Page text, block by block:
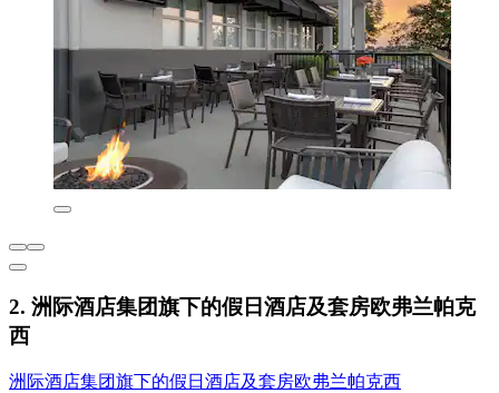
2. 洲际酒店集团旗下的假日酒店及套房欧弗兰帕克
西
洲际酒店集团旗下的假日酒店及套房欧弗兰帕克西